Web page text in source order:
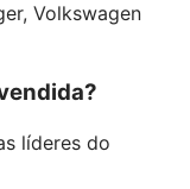
Volkswagen
líderes do